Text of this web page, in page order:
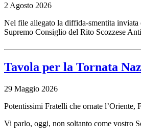
2 Agosto 2026
Nel file allegato la diffida-smentita
Supremo Consiglio del Rito Scozzese
Tavola per la Tornata
29 Maggio 2026
Potentissimi Fratelli che ornate
Vi parlo, oggi, non soltanto come vostro